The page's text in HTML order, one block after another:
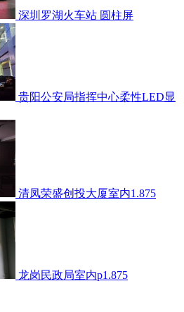
深圳罗湖火车站 圆柱屏
贵阳公安局指挥中心柔性LED显
清凤荣盛创投大厦室内1.875
龙岗民政局室内p1.875